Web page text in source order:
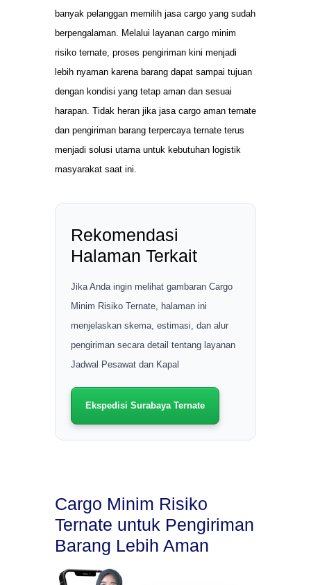
banyak pelanggan memilih jasa cargo yang sudah
berpengalaman. Melalui layanan cargo minim
risiko ternate, proses pengiriman kini menjadi
lebih nyaman karena barang dapat sampai tujuan
dengan kondisi yang tetap aman dan sesuai
harapan. Tidak heran jika jasa cargo aman ternate
dan pengiriman barang terpercaya ternate terus
menjadi solusi utama untuk kebutuhan logistik
masyarakat saat ini.
Rekomendasi
Halaman Terkait
Jika Anda ingin melihat gambaran Cargo
Minim Risiko Ternate, halaman ini
menjelaskan skema, estimasi, dan alur
pengiriman secara detail tentang layanan
Jadwal Pesawat dan Kapal
Ekspedisi Surabaya Ternate
Cargo Minim Risiko
Ternate untuk Pengiriman
Barang Lebih Aman